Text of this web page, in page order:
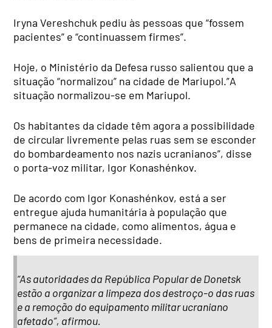
Iryna Vereshchuk pediu às pessoas que “fossem
pacientes” e “continuassem firmes”.
Hoje, o Ministério da Defesa russo salientou que a
situação “normalizou” na cidade de Mariupol.”A
situação normalizou-se em Mariupol.
Os habitantes da cidade têm agora a possibilidade
de circular livremente pelas ruas sem se esconder
do bombardeamento nos nazis ucranianos”, disse
o porta-voz militar, Igor Konashénkov.
De acordo com Igor Konashénkov, está a ser
entregue ajuda humanitária à população que
permanece na cidade, como alimentos, água e
bens de primeira necessidade.
“As autoridades da República Popular de Donetsk
estão a organizar a limpeza dos destroço-o das ruas
e a remoção do equipamento militar ucraniano
afetado”, afirmou.